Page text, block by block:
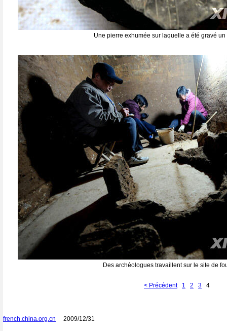
Une pierre exhumée sur laquelle a été gravé un
Des archéologues travaillent sur le site de
< Précédent 1 2 3 4
french.china.org.cn 2009/12/31